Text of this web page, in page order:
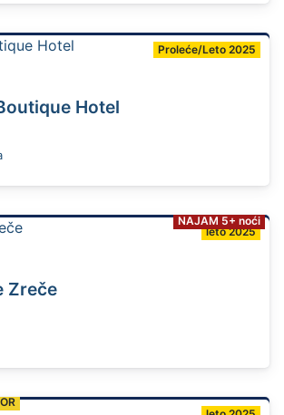
Proleće/Leto 2025
Hotel
leto 2025
NAJAM 5+ noći
Zreče